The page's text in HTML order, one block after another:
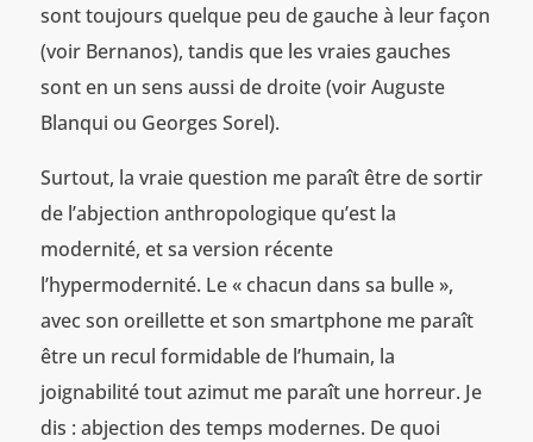
sont toujours quelque peu de gauche à leur façon
(voir Bernanos), tandis que les vraies gauches
sont en un sens aussi de droite (voir Auguste
Blanqui ou Georges Sorel).
Surtout, la vraie question me paraît être de sortir
de l’abjection anthropologique qu’est la
modernité, et sa version récente
l’hypermodernité. Le « chacun dans sa bulle »,
avec son oreillette et son smartphone me paraît
être un recul formidable de l’humain, la
joignabilité tout azimut me paraît une horreur. Je
dis : abjection des temps modernes. De quoi